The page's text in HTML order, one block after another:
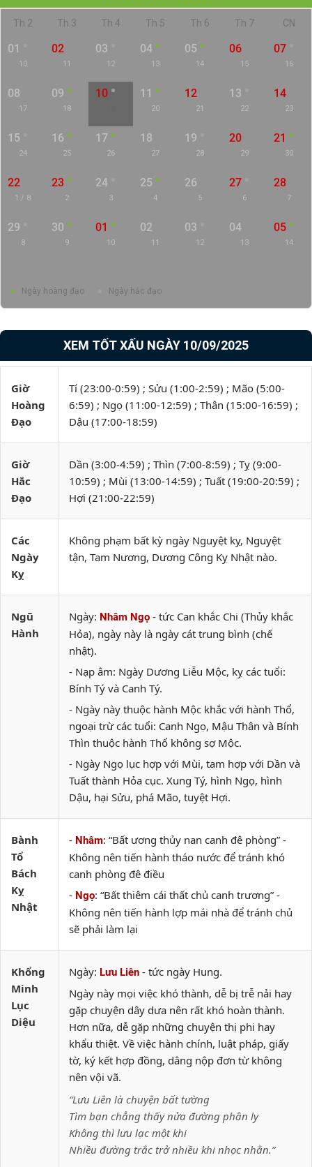
Th 2 Th 3 Th 4 Th 5 Th 6 Th 7 CN
01
10
02
11
03
12
04
13
05
14
06
15
07
16
08
17
09
18
10 11
20
12
21
13
22
14
23
15
24
16
25
17
26
18
27
19
28
20
29
21
30
22
1 / 8
23
2
24
3
25
4
26
5
27
6
28
7
29
8
30
9
01
10
02
11
03
12
04
13
05
14
Ngày hoàng đạo Ngày hắc đạo
XEM TỐT XẤU NGÀY 10/09/2025
Giờ
Hoàng
Đạo
Tí (23:00-0:59) ; Sửu (1:00-2:59) ; Mão (5:00-
6:59) ; Ngọ (11:00-12:59) ; Thân (15:00-16:59) ;
Dậu (17:00-18:59)
Giờ
Hắc
Đạo
Dần (3:00-4:59) ; Thìn (7:00-8:59) ; Tỵ (9:00-
10:59) ; Mùi (13:00-14:59) ; Tuất (19:00-20:59) ;
Hợi (21:00-22:59)
Các
Ngày
Kỵ
Không phạm bất kỳ ngày Nguyệt kỵ, Nguyệt
tận, Tam Nương, Dương Công Kỵ Nhật nào.
Ngũ
Hành
Ngày: Nhâm Ngọ - tức Can khắc Chi (Thủy khắc
Hỏa), ngày này là ngày cát trung bình (chế
nhật).
- Nạp âm: Ngày Dương Liễu Mộc, kỵ các tuổi:
Bính Tý và Canh Tý.
- Ngày này thuộc hành Mộc khắc với hành Thổ,
ngoại trừ các tuổi: Canh Ngọ, Mậu Thân và Bính
Thìn thuộc hành Thổ không sợ Mộc.
- Ngày Ngọ lục hợp với Mùi, tam hợp với Dần và
Tuất thành Hỏa cục. Xung Tý, hình Ngọ, hình
Dậu, hại Sửu, phá Mão, tuyệt Hợi.
Bành
Tổ
Bách
Kỵ
Nhật
- Nhâm: “Bất ương thủy nan canh đê phòng” -
Không nên tiến hành tháo nước để tránh khó
canh phòng đê điều
- Ngọ: “Bất thiêm cái thất chủ canh trương” -
Không nên tiến hành lợp mái nhà để tránh chủ
sẽ phải làm lại
Khổng
Minh
Lục
Diệu
Ngày: Lưu Liên - tức ngày Hung.
Ngày này mọi việc khó thành, dễ bị trễ nải hay
gặp chuyện dây dưa nên rất khó hoàn thành.
Hơn nữa, dễ gặp những chuyện thị phi hay
khẩu thiệt. Về việc hành chính, luật pháp, giấy
tờ, ký kết hợp đồng, dâng nộp đơn từ không
nên vội vã.
“Lưu Liên là chuyện bất tường
Tìm bạn chẳng thấy nửa đường phân ly
Không thì lưu lạc một khi
Nhiều đường trắc trở nhiều khi nhọc nhằn.”